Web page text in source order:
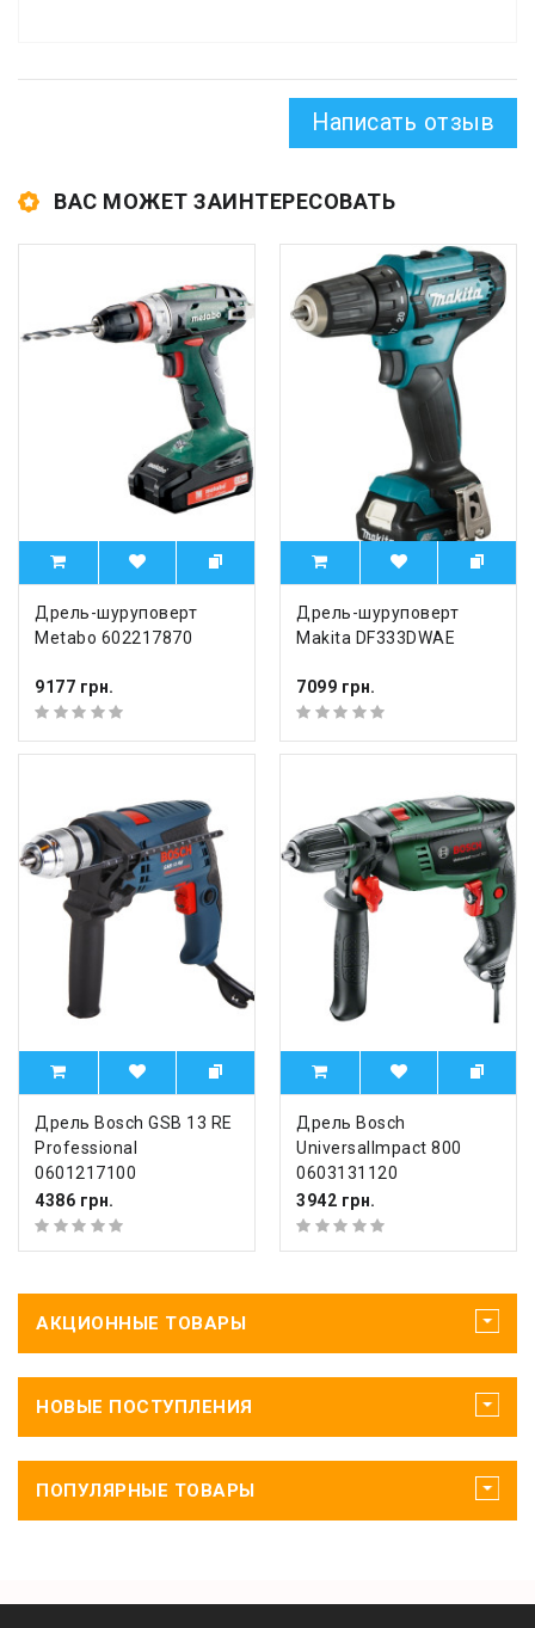
Написать отзыв
ВАС МОЖЕТ ЗАИНТЕРЕСОВАТЬ
Дрель-шуруповерт
Metabo 602217870
9177 грн.
Дрель-шуруповерт
Makita DF333DWAE
7099 грн.
Дрель Bosch GSB 13 RE
Professional
0601217100
4386 грн.
Дрель Bosch
UniversalImpact 800
0603131120
3942 грн.
АКЦИОННЫЕ ТОВАРЫ
НОВЫЕ ПОСТУПЛЕНИЯ
ПОПУЛЯРНЫЕ ТОВАРЫ